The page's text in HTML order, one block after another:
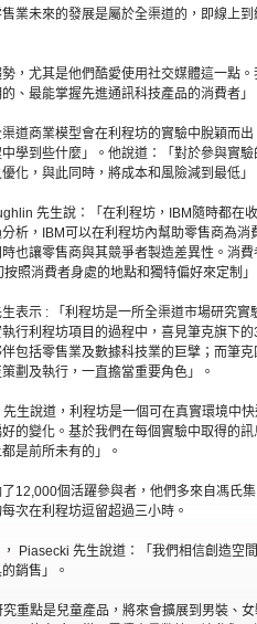
業未來的發展是屬於全渠道的，即線上
勢，尤其是他們酷愛使用社交媒體這一點
、最能掌握先進通訊科技產品的消費者」
道商業模型會在利程坊的實驗中脫穎而
學到些什麼」。他說道：「對於參與實
化，與此同時，將成本和風險減到最低」
先生說：「在利程坊，IBM隨時都在
析，IBM可以在利程坊內幫助零售商為
也讓零售商與其競爭者製造差異性。消
照消費者身處的地點和獨特偏好來定制
表示 : 「利程坊是一所全渠道市場研究
行利程坊項目的過程中，喜見筆克旗下
包括零售業及數據科技業的巨擘；而筆
劃及執行，一直擔當重要角色」。
生說道，利程坊是一個可在真實環境中
好的變化。基於我們在每個實驗中取得的
是前所未有的」。
12,000個活躍參與者，他們多來自馮氏
次在利程坊逗留超過三小時。
， Piasecki 先生說道：「我們相信創造空
銷售」。
重點是兒童產品，將來會擴展到男裝、